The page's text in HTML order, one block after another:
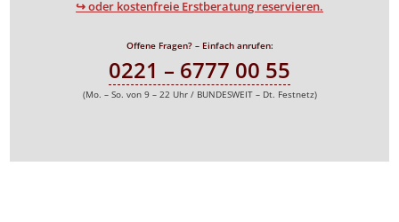
↪ oder kostenfreie Erstberatung reservieren.
Offene Fragen? – Einfach anrufen:
0221 – 6777 00 55
(Mo. – So. von 9 – 22 Uhr / BUNDESWEIT – Dt. Festnetz)